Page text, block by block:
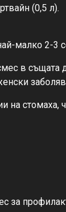
(0,5 л).
малко 2-
в същата
на
за